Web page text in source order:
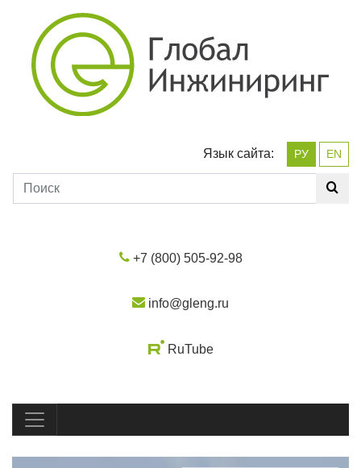
Язык сайта: РУ EN
+7 (800) 505-92-98
info@gleng.ru
RuTube